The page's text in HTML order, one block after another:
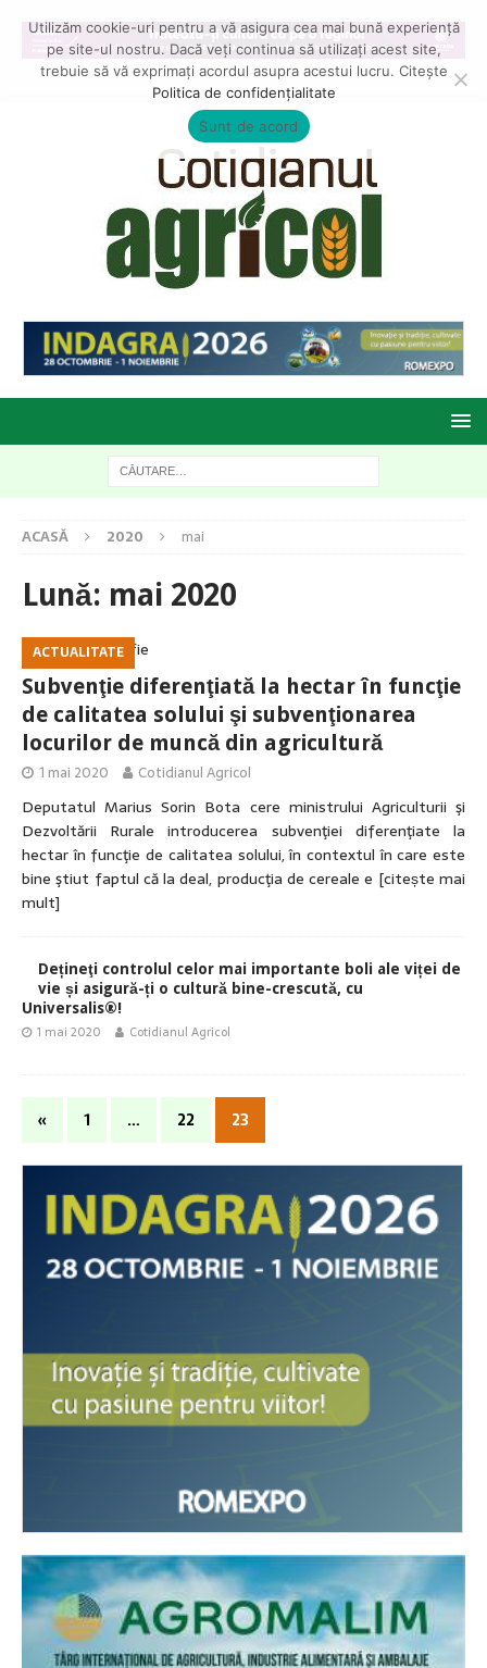
ACASĂ 2020 mai
Lună: mai 2020
ACTUALITATE
Subvenţie diferenţiată la hectar în funcţie
de calitatea solului şi subvenţionarea
locurilor de muncă din agricultură
1 mai 2020 Cotidianul Agricol
Deputatul Marius Sorin Bota cere ministrului Agriculturii şi
Dezvoltării Rurale introducerea subvenţiei diferenţiate la
hectar în funcţie de calitatea solului, în contextul în care este
bine ştiut faptul că la deal, producţia de cereale e [citește mai
mult]
Dețineţi controlul celor mai importante boli ale viței de
vie și asigură-ți o cultură bine-crescută, cu
Universalis®!
1 mai 2020 Cotidianul Agricol
« 1 … 22 23
Utilizăm cookie-uri pentru a vă asigura cea mai bună experiență
pe site-ul nostru. Dacă veți continua să utilizați acest site,
trebuie să vă exprimați acordul asupra acestui lucru. Citește
Politica de confidențialitate
Sunt de acord